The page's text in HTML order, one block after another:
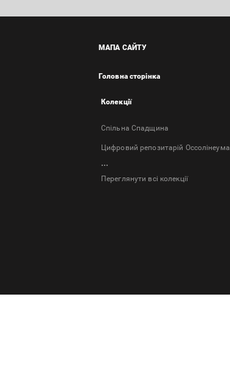
МАПА САЙТУ
Головна сторінка
Колекції
Спільна Спадщина
Цифровий репозитарій Оссолінеума
...
Переглянути всі колекції